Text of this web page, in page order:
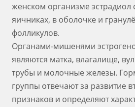
женском организме эстрадиол
яичниках, в оболочке и
фолликулов.
Органами-мишенями
являются матка, влагалище,
трубы и молочные железы.
группы отвечают за развитие
признаков и определяют